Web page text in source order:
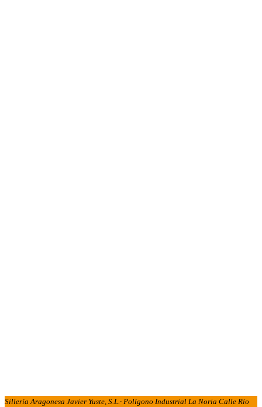
Sillería Aragonesa Javier Yuste, S.L.· Polígono Industrial La Noria Calle Río